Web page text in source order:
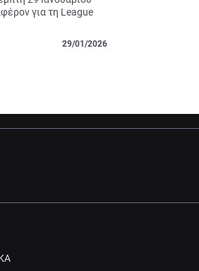
για τη League
29/01/2026